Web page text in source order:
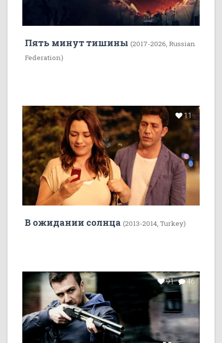
Пять минут тишины (2017-2026, Russian
Federation)
11
В ожидании солнца (2013-2014, Turkey)
91 46